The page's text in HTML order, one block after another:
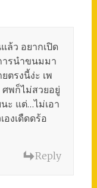
ล้ว อยากเปิด
ารนำขนมมา
ตรงนี้ง่ะ เพ
ศพก็ไม่สวยอยู่
ะ แต่…ไม่เอา
งเดืดดร้อ
Reply